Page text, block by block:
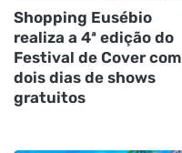
Shopping Eusébio
realiza a 4ª edição do
Festival de Cover com
dois dias de shows
gratuitos